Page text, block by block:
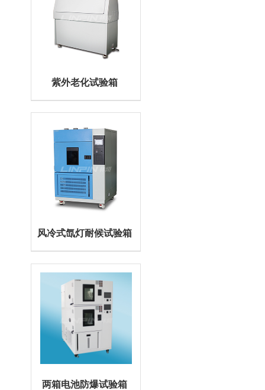
紫外老化试验箱
风冷式氙灯耐候试验箱
两箱电池防爆试验箱